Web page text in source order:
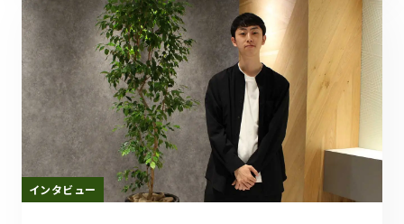
インタビュー